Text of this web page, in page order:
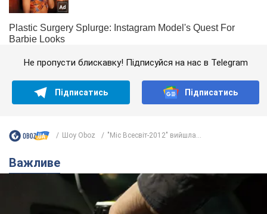
Не пропусти блискавку! Підписуйся на нас в Telegram
Підписатись Підписатись
Шоу Oboz "Міс Всесвіт-2012" вийшла...
Важливе